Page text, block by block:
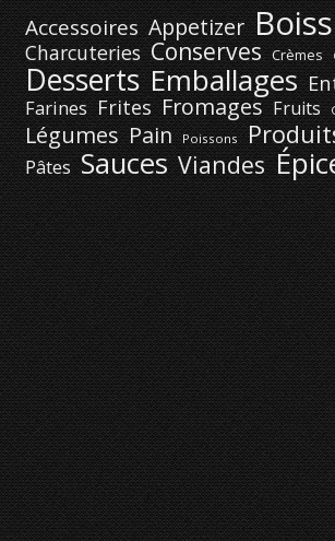
Accessoires Appetizer
Charcuteries Conserves Crèmes
Desserts Emballages
Farines Frites Fromages Fruits
Légumes Pain Poissons
Pâtes Sauces Viandes